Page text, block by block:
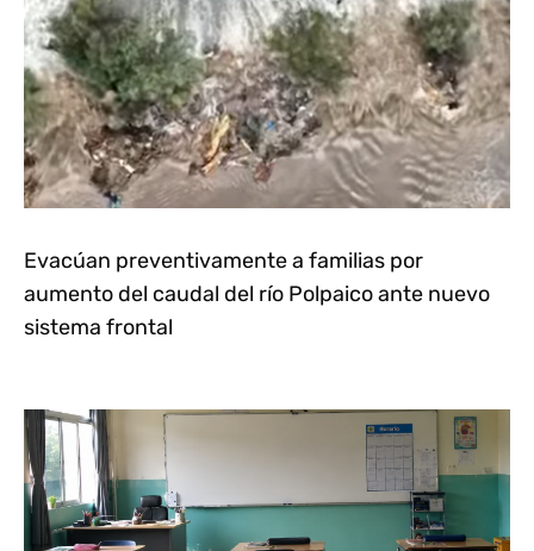
Evacúan preventivamente a familias por
aumento del caudal del río Polpaico ante nuevo
sistema frontal